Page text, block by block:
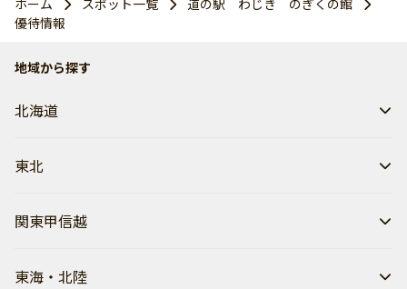
ホーム スポット一覧
道の駅 わじき のぎくの館
優待情報
地域から探す
北海道
東北
関東甲信越
東海・北陸